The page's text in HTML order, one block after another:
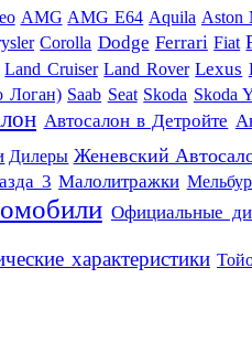
AMG AMG E64 Aquila Aston
Corolla Dodge Ferrari Fiat
Land Cruiser Land Rover Lexus
Логан) Saab Seat Skoda Skoda
Автосалон в Детройте
Дилеры Женевский
3 Малолитражки
Официальные
характеристики